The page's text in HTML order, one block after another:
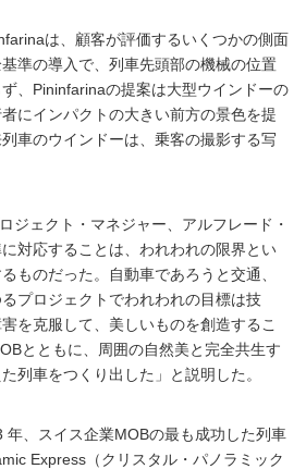
は、顧客が評価するいくつかの側面
準の導入で、列車先頭部の機械の位置
、Pininfarinaの提案は大型ウインドーの
にインパクトの大きい前方の景色を提
車のウインドーは、乗客の撮影する写
ジェクト・マネジャー、アルフレード・
対応することは、われわれの限界とい
ものだった。自動車であろうと交通、
プロジェクトでわれわれの目標は技
を克服して、美しいものを創造するこ
とともに、周囲の自然美と完全共生す
列車をつくり出した」と説明した。
年、スイス企業MOBの最も成功した列車
Express（クリスタル・パノラミック